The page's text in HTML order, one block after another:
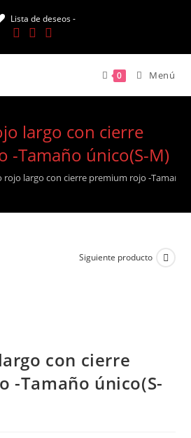
Lista de deseos -
0 Menú
largo con cierre
-Tamaño único(S-M)
rojo largo con cierre premium rojo -Tamaño
Siguiente producto
con cierre
-Tamaño único(S-